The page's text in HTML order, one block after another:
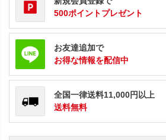
500ポイントプレゼント
お友達追加で
お得な情報を配信中
全国一律送料11,000円以上
送料無料